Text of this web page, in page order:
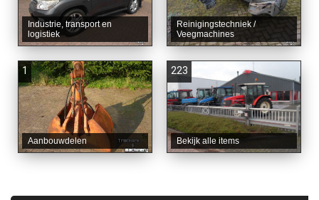
Industrie, transport en
logistiek
Reinigingstechniek /
Veegmachines
1
Aanbouwdelen
223
Bekijk alle items